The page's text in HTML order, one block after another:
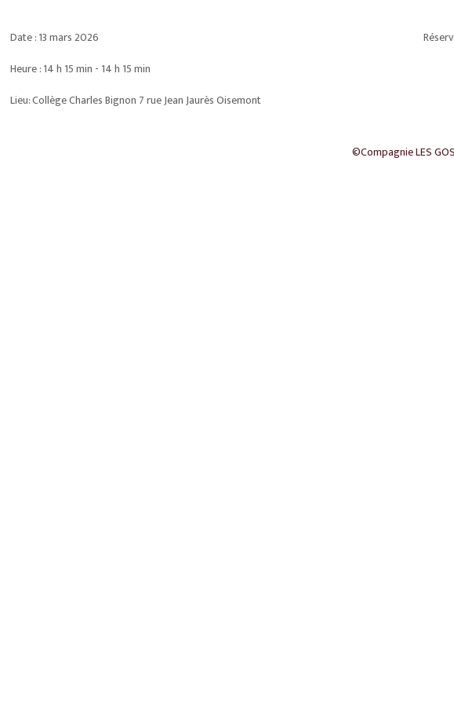
Date :13 mars 2026
Heure :14 h 15 min - 14 h 15 min
Lieu:Collège Charles Bignon 7 rue Jean Jaurès Oisemont
©Compagnie LES